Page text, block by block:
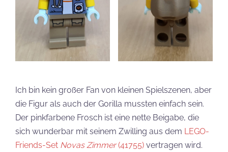
Ich bin kein großer Fan von kleinen Spielszenen, aber
die Figur als auch der Gorilla mussten einfach sein.
Der pinkfarbene Frosch ist eine nette Beigabe, die
sich wunderbar mit seinem Zwilling aus dem LEGO-
Friends-Set Novas Zimmer(41755) vertragen wird.